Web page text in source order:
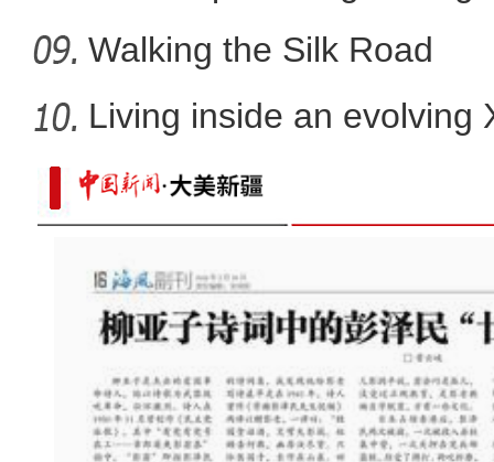
社区书记陈云萍：把新疆
comm
Walking the Silk Road
Living inside an evolving